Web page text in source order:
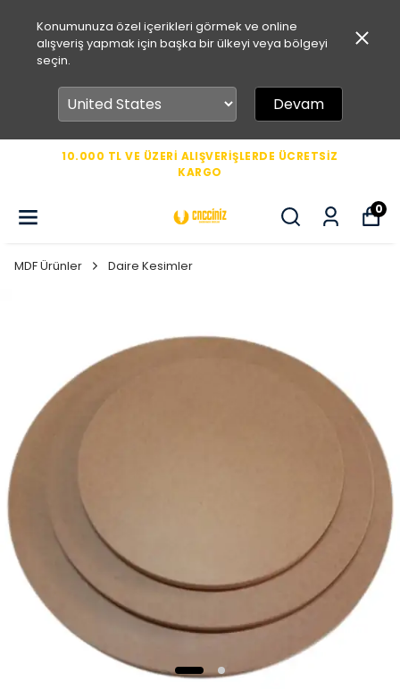
Konumunuza özel içerikleri görmek ve online
alışveriş yapmak için başka bir ülkeyi veya bölgeyi
seçin.
Devam
10.000 TL VE ÜZERİ ALIŞVERİŞLERDE ÜCRETSİZ
KARGO
0
MDF Ürünler Daire Kesimler